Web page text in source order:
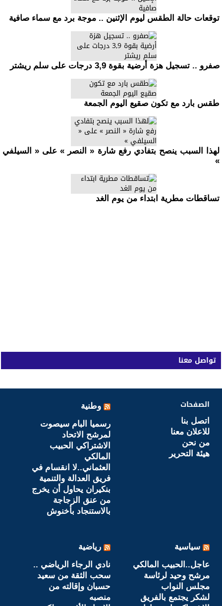
توقعات حالة الطقس ليوم الإثنين .. موجة برد مع سماء صافية
صفرو .. تسجيل هزة أرضية بقوة 3,9 درجات على سلم ريشتر
طقس بارد مع تكون صقيع اليوم الجمعة
لهذا السبب ينصح بتفادي رفع شارة « النصر » على « السيلفي
»
تساقطات مطرية ابتداء من يوم الغد
تواصل معنا
الصفحات
اتصل بنا
للاعلان معنا
من نحن
هيئة التحرير
وطنية
رسميا البام سيصوت
لمرشح الاتحاد
الاشتراكي الحبيب
المالكي
العثماني..لا انقسام في
فريق العدالة والتنمية
بنكيران يحاول أن يخرج
من عنق الزجاجة
بالاستنجاد بأخنوش
سياسية
عاجل..الحبيب المالكي
مرشح وحيد لرئاسة
مجلس النواب
لشكر يجتمع بالفريق
رياضية
نادي الرجاء الرياضي ..
سحب الثقة من سعيد
حسبان وإقالته من
منصبه